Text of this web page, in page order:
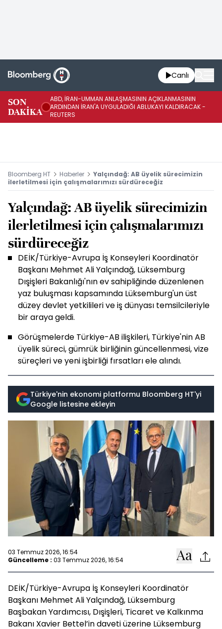
Canlı
SON
DAKİKA
ABD, İRAN-UMMAN ANLAŞMASININ AÇIKLANMASININ
ARDINDAN İRAN'A UYGULADIĞI ABLUKAYI KALDIRACAK -
REUTERS
Bloomberg HT Haberler
Yalçındağ: AB üyelik sürecimizin
ilerletilmesi için çalışmalarımızı sürdüreceğiz
Yalçındağ: AB üyelik sürecimizin
ilerletilmesi için çalışmalarımızı
sürdüreceğiz
DEİK/Türkiye-Avrupa İş Konseyleri Koordinatör
Başkanı Mehmet Ali Yalçındağ, Lüksemburg
Dışişleri Bakanlığı'nın ev sahipliğinde düzenlenen
yaz buluşması kapsamında Lüksemburg'un üst
düzey devlet yetkilileri ve iş dünyası temsilcileriyle
bir araya geldi.
Görüşmelerde Türkiye-AB ilişkileri, Türkiye'nin AB
üyelik süreci, gümrük birliğinin güncellenmesi, vize
süreçleri ve yeni işbirliği fırsatları ele alındı.
Türkiye'nin ekonomi platformu Bloomberg HT'yi
Google listesine ekleyin
03 Temmuz 2026, 16:54
Güncelleme : 03 Temmuz 2026, 16:54
DEİK/Türkiye-Avrupa İş Konseyleri Koordinatör
Başkanı Mehmet Ali Yalçındağ, Lüksemburg
Başbakan Yardımcısı, Dışişleri, Ticaret ve Kalkınma
Bakanı Xavier Bettel’in daveti üzerine Lüksemburg